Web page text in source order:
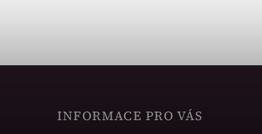
INFORMACE PRO VÁS